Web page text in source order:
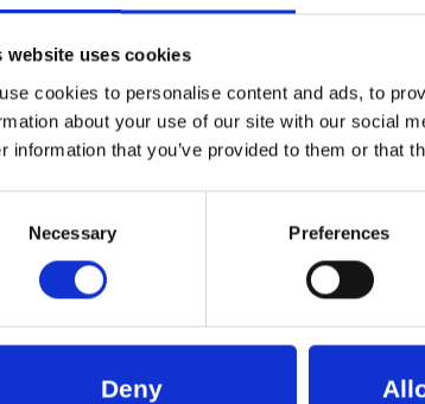
website uses cookies
cookies to personalise content and ads, to
about your use of our site with our social
information that you’ve provided to them or that
Necessary Preferences
Deny